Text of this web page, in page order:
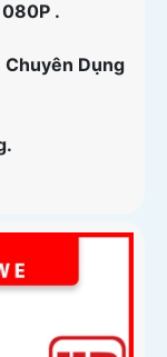
.
Chuyên Dụng